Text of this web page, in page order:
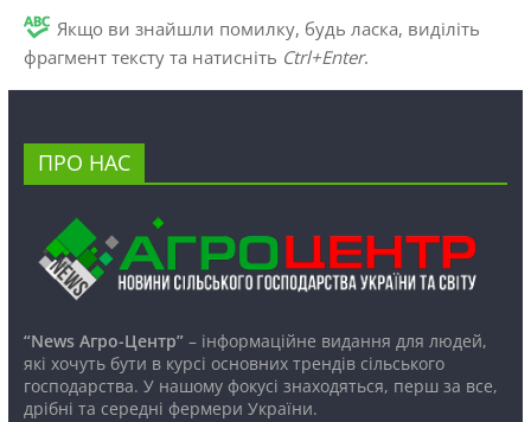
Якщо ви знайшли помилку, будь ласка, виділіть
фрагмент тексту та натисніть Ctrl+Enter.
ПРО НАС
“News Агро-Центр”– інформаційне видання для людей,
які хочуть бути в курсі основних трендів сільського
господарства. У нашому фокусі знаходяться, перш за все,
дрібні та середні фермери України.